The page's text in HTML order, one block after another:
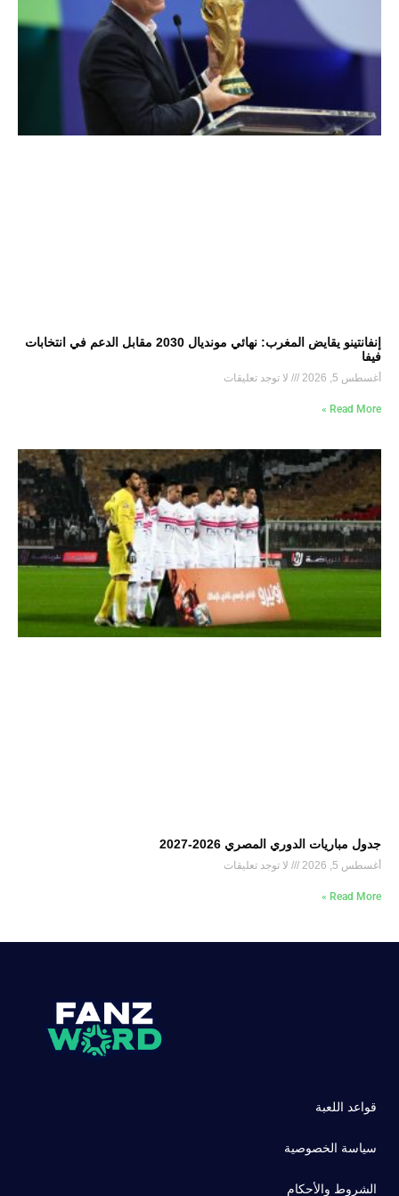
إنفانتينو يقايض المغرب: نهائي مونديال 2030 مقابل الدعم في انتخابات
فيفا
أغسطس 5, 2026 لا توجد تعليقات
Read More »
جدول مباريات الدوري المصري 2026-2027
أغسطس 5, 2026 لا توجد تعليقات
Read More »
قواعد اللعبة
سياسة الخصوصية
الشروط والأحكام